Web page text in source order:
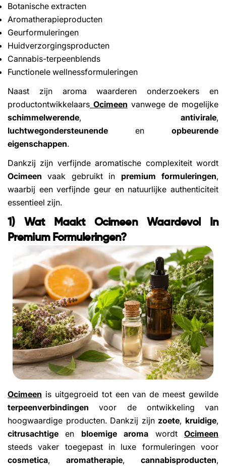
Botanische extracten
Aromatherapieproducten
Geurformuleringen
Huidverzorgingsproducten
Cannabis-terpeenblends
Functionele wellnessformuleringen
Naast zijn aroma waarderen onderzoekers en
productontwikkelaars Ocimeen vanwege de mogelijke
schimmelwerende, antivirale,
luchtwegondersteunende en opbeurende
eigenschappen.
Dankzij zijn verfijnde aromatische complexiteit wordt
Ocimeen vaak gebruikt in premium formuleringen,
waarbij een verfijnde geur en natuurlijke authenticiteit
essentieel zijn.
1) Wat Maakt Ocimeen Waardevol In
Premium Formuleringen?
Ocimeen is uitgegroeid tot een van de meest gewilde
terpeenverbindingen voor de ontwikkeling van
hoogwaardige producten. Dankzij zijn zoete, kruidige,
citrusachtige en bloemige aroma wordtOcimeen
steeds vaker toegepast in luxe formuleringen voor
cosmetica, aromatherapie, cannabisproducten,